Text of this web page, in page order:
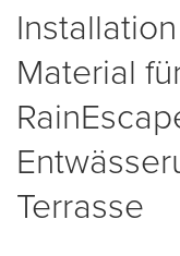
Material
Terrasse